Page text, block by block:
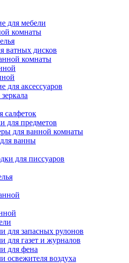
для мебели
комнаты
ватных дисков
комнаты
для аксессуаров
салфеток
для предметов
для ванной комнаты
ванны
для писсуаров
для запасных рулонов
для газет и журналов
для фена
освежителя воздуха